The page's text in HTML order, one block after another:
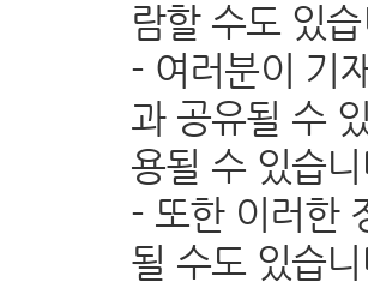
람할 수도 있
- 여러분이 기
과 공유될 수
용될 수 있습
- 또한 이러한
될 수도 있습